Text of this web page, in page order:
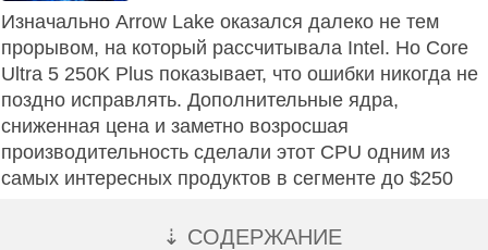
Изначально Arrow Lake оказался далеко не тем
прорывом, на который рассчитывала Intel. Но Core
Ultra 5 250K Plus показывает, что ошибки никогда не
поздно исправлять. Дополнительные ядра,
сниженная цена и заметно возросшая
производительность сделали этот CPU одним из
самых интересных продуктов в сегменте до $250
⇣ СОДЕРЖАНИЕ